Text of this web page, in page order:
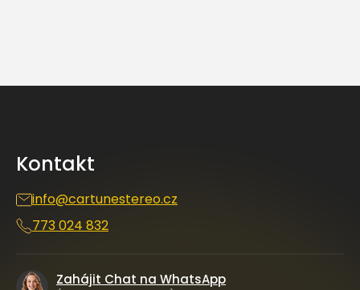
Kontakt
info@cartunestereo.cz
773 024 832
Zahájit Chat na WhatsApp